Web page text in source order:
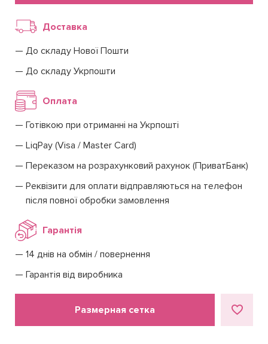
Доставка
До складу Нової Пошти
До складу Укрпошти
Оплата
Готівкою при отриманні на Укрпошті
LiqPay (Visa / Master Card)
Переказом на розрахунковий рахунок (ПриватБанк)
Реквізити для оплати відправляються на телефон
після повної обробки замовлення
Гарантія
14 днів на обмін / повернення
Гарантія від виробника
Размерная сетка